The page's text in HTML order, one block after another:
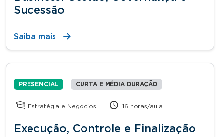
Sucessão
Saiba mais
PRESENCIAL CURTA E MÉDIA DURAÇÃO
Estratégia e Negócios 16 horas/aula
Execução, Controle e Finalização